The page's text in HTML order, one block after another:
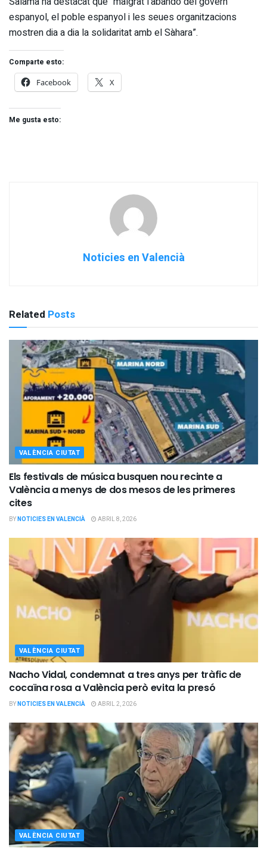
espanyol, el poble espanyol i les seues organitzacions
mostren dia a dia la solidaritat amb el Sàhara”.
Comparte esto:
Facebook
X
Me gusta esto:
Noticies en Valencià
Related Posts
VALÈNCIA CIUTAT
Els festivals de música busquen nou recinte a
València a menys de dos mesos de les primeres
cites
BYNOTICIES EN VALENCIÀ ABRIL 8, 2026
VALÈNCIA CIUTAT
Nacho Vidal, condemnat a tres anys per tràfic de
cocaïna rosa a València però evita la presó
BYNOTICIES EN VALENCIÀ ABRIL 2, 2026
VALÈNCIA CIUTAT